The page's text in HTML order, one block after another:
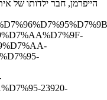
23920-